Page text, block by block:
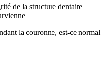
de la structure dentaire
la couronne, est-ce normal